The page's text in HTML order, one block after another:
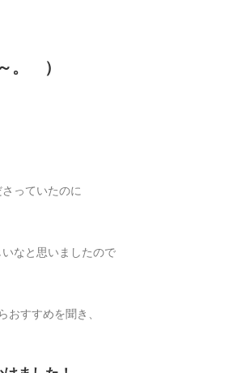
。 ）
っていたのに
なと思いましたので
おすすめを聞き、